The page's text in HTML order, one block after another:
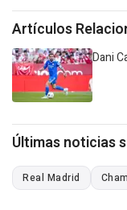
Artículos
Dani
Últimas noticias
Real Madrid